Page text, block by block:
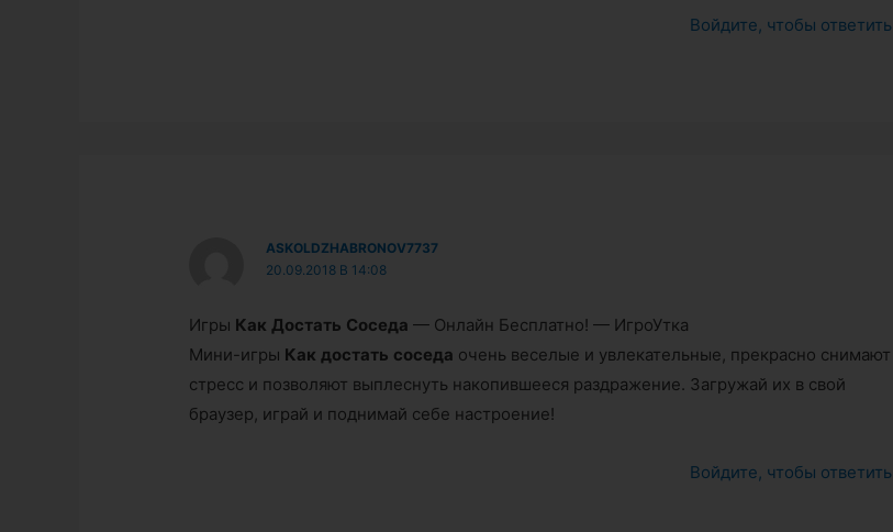
Войдите, чтобы ответить
ASKOLDZHABRONOV7737
20.09.2018 В 14:08
Игры Как Достать Соседа — Онлайн Бесплатно! — ИгроУтка
Мини-игры Как достать соседа очень веселые и увлекательные, прекрасно снимают
стресс и позволяют выплеснуть накопившееся раздражение. Загружай их в свой
браузер, играй и поднимай себе настроение!
Войдите, чтобы ответить